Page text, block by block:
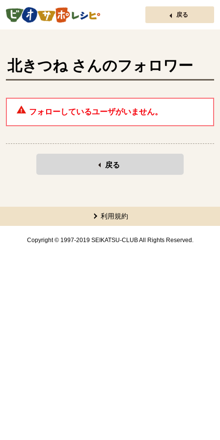
ページの先頭です。
戻る
北きつね さんのフォロワー
フォローしているユーザがいません。
戻る
ここから共通フッターメニューです。
利用規約
Copyright © 1997-2019 SEIKATSU-CLUB All Rights Reserved.